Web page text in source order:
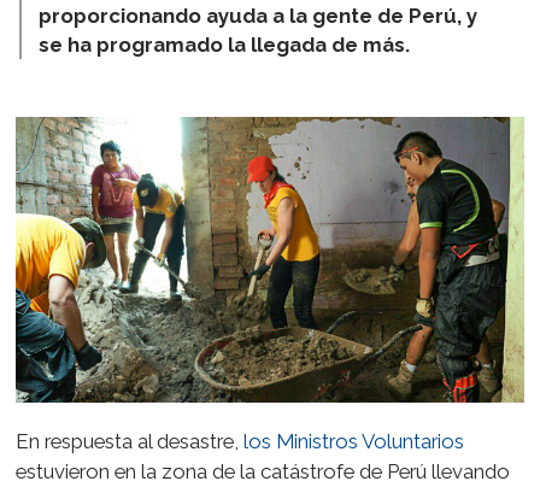
proporcionando ayuda a la gente de Perú, y
se ha programado la llegada de más.
En respuesta al desastre, los Ministros Voluntarios
estuvieron en la zona de la catástrofe de Perú llevando